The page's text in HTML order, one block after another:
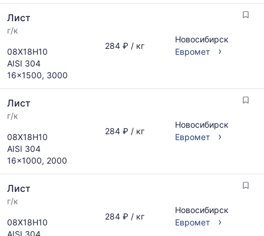
Лист
г/к
08Х18Н10
AISI 304
16x1500, 3000
284 ₽ / кг
Новосибирск
Евромет
›
Лист
г/к
08Х18Н10
AISI 304
16x1000, 2000
284 ₽ / кг
Новосибирск
Евромет
›
Лист
г/к
08Х18Н10
AISI 304
284 ₽ / кг
Новосибирск
Евромет
›